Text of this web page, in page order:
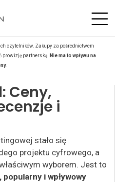
czytelników. Zakupy za pośrednictwem
prowizję partnerską.
Nie ma to wpływu na
Ceny,
i
stało się
projektu cyfrowego, a
wyborem. Jest to
popularny i wpływowy